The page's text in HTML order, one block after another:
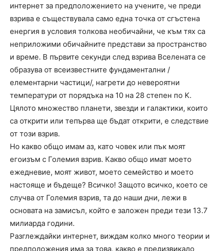
интернет за предположението на учените, че преди
взрива е съществувала само една точка от сгъстена
енергия в условия толкова необичайни, че към тях са
неприложими обичайните представи за пространство
и време. В първите секунди след взрива Вселената се
образува от всеизвестните фундаментални /
елементарни частици/, нагрети до невероятни
температури от порядъка на 10 на 28 степен по K.
Цялото множество планети, звезди и галактики, които
са открити или тепърва ще бъдат открити, е следствие
от този взрив.
Но какво общо имам аз, като човек или пък моят
егоизъм с Големия взрив. Какво общо имат моето
ежедневие, моят живот, моето семейство и моето
настояще и бъдеще? Всичко! Защото всичко, което се
случва от Големия взрив, та до наши дни, лежи в
основата на замисъл, който е заложен преди тези 13.7
милиарда години.
Разглеждайки интернет, виждам колко много теории и
предположения има за това, какво е предизвикало